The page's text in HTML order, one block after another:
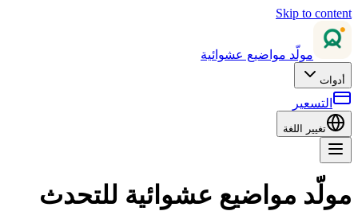
Skip to content
مولّد مواضيع عشوائية
أدوات
التسعير
تغيير اللغة
مولّد مواضيع عشوائية للتحدث